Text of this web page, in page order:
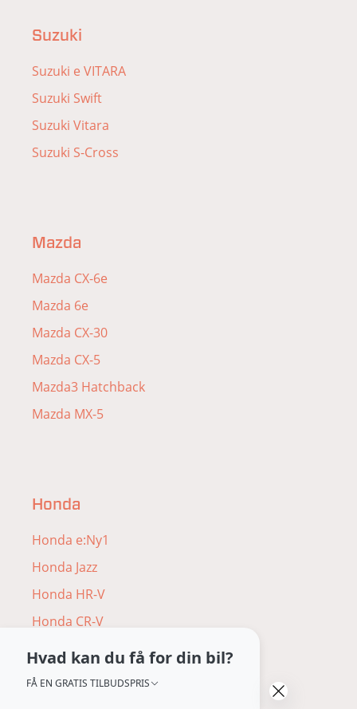
Suzuki
Suzuki e VITARA
Suzuki Swift
Suzuki Vitara
Suzuki S-Cross
Mazda
Mazda CX-6e
Mazda 6e
Mazda CX-30
Mazda CX-5
Mazda3 Hatchback
Mazda MX-5
Honda
Honda e:Ny1
Honda Jazz
Honda HR-V
Honda CR-V
Honda ZR-V
Honda Civic
Hvad kan du få for din bil?
FÅ EN GRATIS TILBUDSPRIS